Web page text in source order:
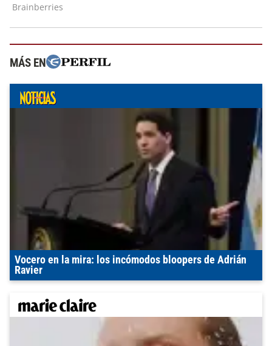
MÁS EN
Vocero en la mira: los incómodos bloopers de Adrián
Ravier